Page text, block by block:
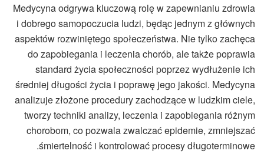
Medycyna odgrywa kluczową rolę w zapewnianiu zdrowia
i dobrego samopoczucia ludzi, będąc jednym z głównych
aspektów rozwiniętego społeczeństwa. Nie tylko zachęca
do zapobiegania i leczenia chorób, ale także poprawia
standard życia społeczności poprzez wydłużenie ich
średniej długości życia i poprawę jego jakości. Medycyna
analizuje złożone procedury zachodzące w ludzkim ciele,
tworzy techniki analizy, leczenia i zapobiegania różnym
chorobom, co pozwala zwalczać epidemie, zmniejszać
śmiertelność i kontrolować procesy długoterminowe.